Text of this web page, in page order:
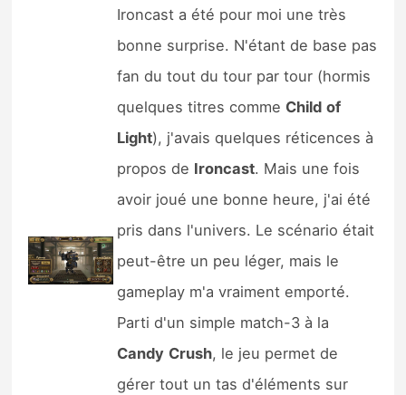
Ironcast a été pour moi une très
bonne surprise. N'étant de base pas
fan du tout du tour par tour (hormis
quelques titres comme Child of
Light), j'avais quelques réticences à
propos de Ironcast. Mais une fois
avoir joué une bonne heure, j'ai été
pris dans l'univers. Le scénario était
peut-être un peu léger, mais le
gameplay m'a vraiment emporté.
Parti d'un simple match-3 à la
Candy Crush, le jeu permet de
gérer tout un tas d'éléments sur